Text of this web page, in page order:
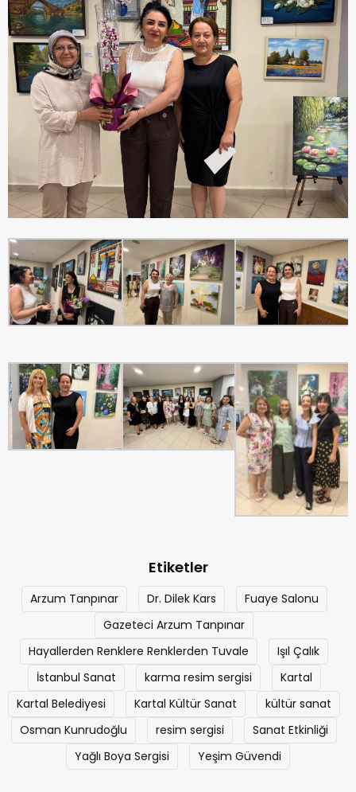
Etiketler
Arzum Tanpınar Dr. Dilek Kars
Fuaye Salonu
Gazeteci Arzum Tanpınar
Hayallerden Renklere Renklerden Tuvale
Işıl Çalık
İstanbul Sanat
karma resim sergisi
Kartal
Kartal Belediyesi
Kartal Kültür Sanat
kültür sanat
Osman Kunrudoğlu
resim sergisi
Sanat Etkinliği
Yağlı Boya Sergisi
Yeşim Güvendi